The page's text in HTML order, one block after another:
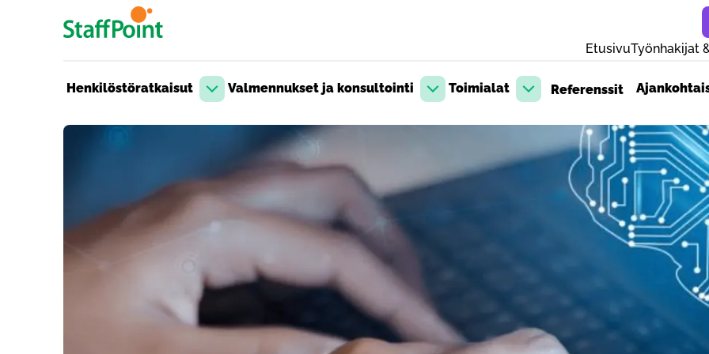
Hyppää pääsisältöön
EtusivuTyönhakijat
Henkilöstöratkaisut
Avaa pudotusvalikko
Valmennukset ja konsultointi
Avaa pudotusvalikko
Toimialat
Avaa pudotusvalikko
Referenssit